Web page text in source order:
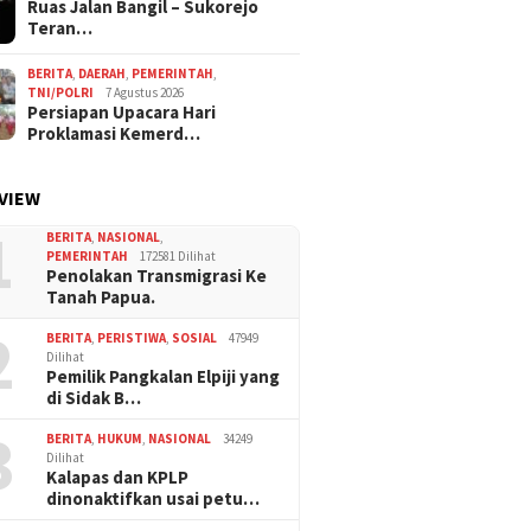
Ruas Jalan Bangil – Sukorejo
Teran…
BERITA, DAERAH, PEMERINTAH,
TNI/POLRI
7 Agustus 2026
Persiapan Upacara Hari
Proklamasi Kemerd…
BERITA, NASIONAL,
PEMERINTAH
172581 Dilihat
Penolakan Transmigrasi Ke
Tanah Papua.
BERITA, PERISTIWA, SOSIAL
47949
Dilihat
Pemilik Pangkalan Elpiji yang
di Sidak B…
BERITA, HUKUM, NASIONAL
34249
Dilihat
Kalapas dan KPLP
dinonaktifkan usai petu…